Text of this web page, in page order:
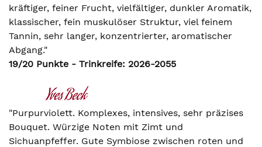
kräftiger, feiner Frucht, vielfältiger, dunkler Aromatik,
klassischer, fein muskulöser Struktur, viel feinem
Tannin, sehr langer, konzentrierter, aromatischer
Abgang."
19/20 Punkte - Trinkreife: 2026-2055
"Purpurviolett. Komplexes, intensives, sehr präzises
Bouquet. Würzige Noten mit Zimt und
Sichuanpfeffer. Gute Symbiose zwischen roten und